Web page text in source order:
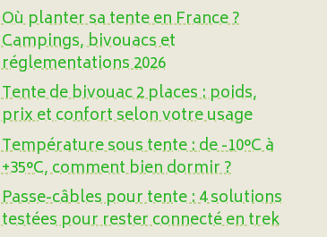
Où planter sa tente en France ?
Campings, bivouacs et
réglementations 2026
Tente de bivouac 2 places : poids,
prix et confort selon votre usage
Température sous tente : de -10°C à
+35°C, comment bien dormir ?
Passe-câbles pour tente : 4 solutions
testées pour rester connecté en trek